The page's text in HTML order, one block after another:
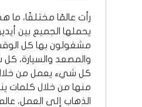
رأت عالمًا مختلفًا، ما
يحملها الجميع بين
مشغولون بها كل
والمصعد والسيارة،
كل شيء يعمل من خلال
منها من خلال كلمات
الذهاب إلى العمل،